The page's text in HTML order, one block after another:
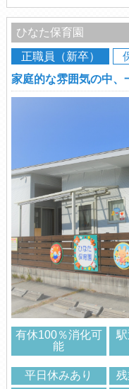
ひなた保育園
正職員（新卒）
家庭的な雰囲気の中、
有休100％消化可
能
平日休みあり